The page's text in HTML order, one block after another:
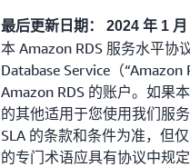
最后更新日期： 2024 年 1 月
本 Amazon RDS 服务水平协
Database Service（
Amazon RDS 的账户。如果
的其他适用于您使用我们服
SLA 的条款和条件为准，但
的专门术语应具有协议中规定